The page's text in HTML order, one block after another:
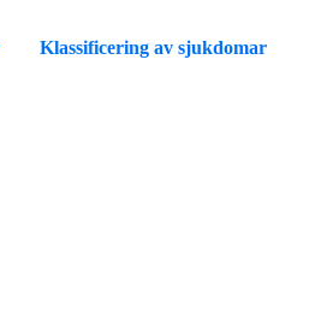
Klassificering av sjukdomar